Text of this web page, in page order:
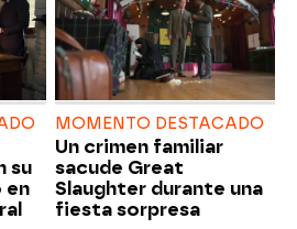
su
en
MOMENTO DESTACADO
Un crimen familiar
sacude Great
Slaughter durante una
fiesta sorpresa